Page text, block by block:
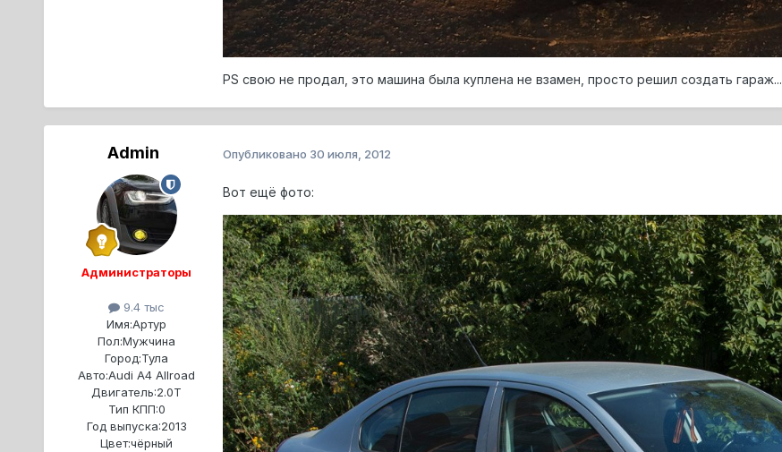
PS свою не продал, это машина была куплена не взамен, просто решил создать гараж...
Admin
Администраторы
9.4 тыс
Имя:Артур
Пол:Мужчина
Город:Тула
Авто:Audi A4 Allroad
Двигатель:2.0T
Тип КПП:0
Год выпуска:2013
Цвет:чёрный
Опубликовано 30 июля, 2012
Вот ещё фото: